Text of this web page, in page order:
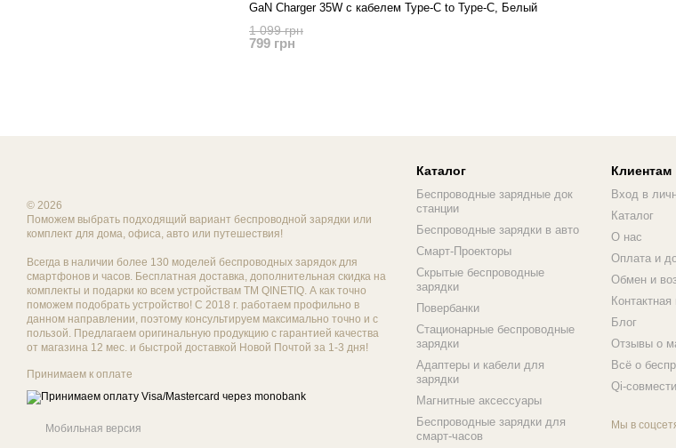
GaN Charger 35W с кабелем Type-C to Type-C, Белый
1 099 грн
799 грн
© 2026
Поможем выбрать подходящий вариант беспроводной зарядки или
комплект для дома, офиса, авто или путешествия!
Всегда в наличии более 130 моделей беспроводных зарядок для
смартфонов и часов. Бесплатная доставка, дополнительная скидка на
комплекты и подарки ко всем устройствам ТМ QINETIQ. А как точно
поможем подобрать устройство! С 2018 г. работаем профильно в
данном направлении, поэтому консультируем максимально точно и с
пользой. Предлагаем оригинальную продукцию с гарантией качества
от магазина 12 мес. и быстрой доставкой Новой Почтой за 1-3 дня!
Принимаем к оплате
Мобильная версия
Каталог
Беспроводные зарядные док
станции
Беспроводные зарядки в авто
Смарт-Проекторы
Скрытые беспроводные
зарядки
Повербанки
Стационарные беспроводные
зарядки
Адаптеры и кабели для
зарядки
Магнитные аксессуары
Беспроводные зарядки для
смарт-часов
Клиентам
Вход в
Каталог
О нас
Оплата и
Обмен и
Блог
Отзывы о
Всё о
Qi-
Мы в